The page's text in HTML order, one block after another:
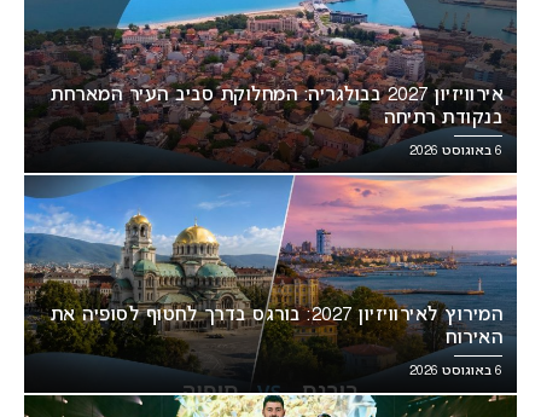
אירוויזיון 2027 בבולגריה: המחלוקת סביב העיר המארחת
בנקודת רתיחה
6 באוגוסט 2026
המירוץ לאירוויזיון 2027: בורגס בדרך לחטוף לסופיה את
האירוח
6 באוגוסט 2026